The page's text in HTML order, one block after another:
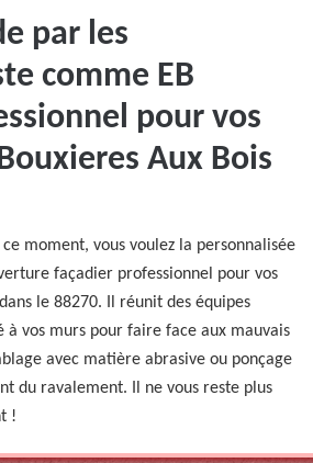
par les
comme EB
pour vos
Aux Bois
moment, vous voulez la personnalisée
façadier professionnel pour vos
le 88270. Il réunit des équipes
vos murs pour faire face aux mauvais
avec matière abrasive ou ponçage
du ravalement. Il ne vous reste plus
!